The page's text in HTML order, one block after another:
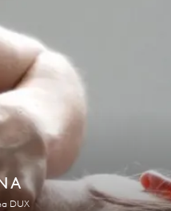
DUX